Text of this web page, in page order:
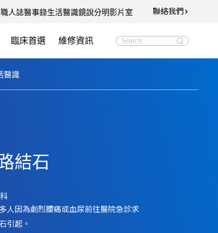
職人誌醫事錄生活醫識鏡說分明影片室 聯絡我們
臨床首選 維修資訊 Search
醫識
結石
人因為劇烈腰痛或血尿前往醫院急診求
引起。